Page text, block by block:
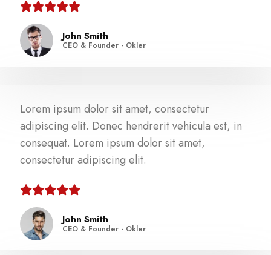
John Smith
CEO & Founder - Okler
Lorem ipsum dolor sit amet, consectetur
adipiscing elit. Donec hendrerit vehicula est, in
consequat. Lorem ipsum dolor sit amet,
consectetur adipiscing elit.
John Smith
CEO & Founder - Okler